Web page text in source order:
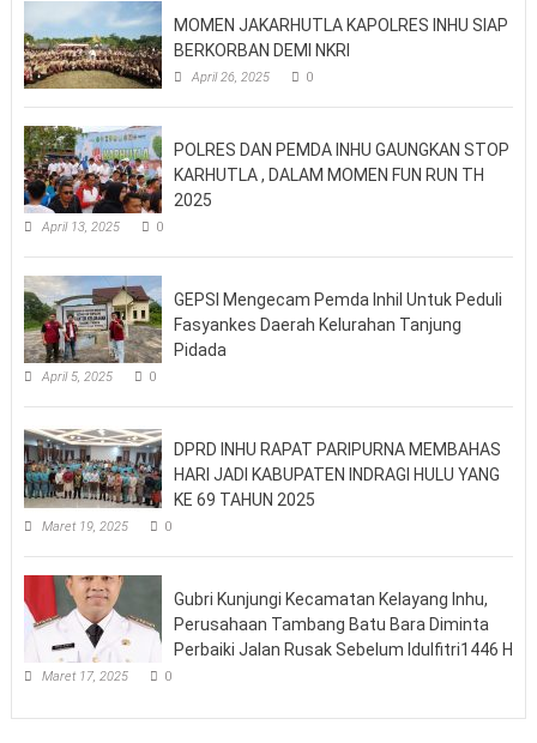
MOMEN JAKARHUTLA KAPOLRES INHU SIAP
BERKORBAN DEMI NKRI
April 26, 2025 0
POLRES DAN PEMDA INHU GAUNGKAN STOP
KARHUTLA , DALAM MOMEN FUN RUN TH
2025
April 13, 2025 0
GEPSI Mengecam Pemda Inhil Untuk Peduli
Fasyankes Daerah Kelurahan Tanjung
Pidada
April 5, 2025 0
DPRD INHU RAPAT PARIPURNA MEMBAHAS
HARI JADI KABUPATEN INDRAGI HULU YANG
KE 69 TAHUN 2025
Maret 19, 2025 0
Gubri Kunjungi Kecamatan Kelayang Inhu,
Perusahaan Tambang Batu Bara Diminta
Perbaiki Jalan Rusak Sebelum Idulfitri1446 H
Maret 17, 2025 0